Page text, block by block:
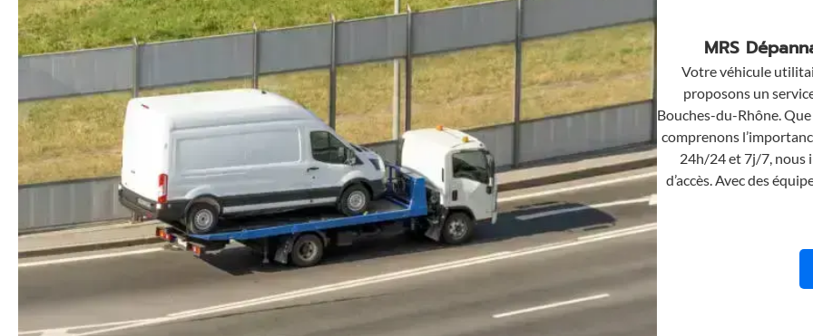
MRS
Votre véhicule
proposons un
Bouches-du-Rhône.
comprenons
24h/24 et 7j/7, nous
d’accès. Avec des